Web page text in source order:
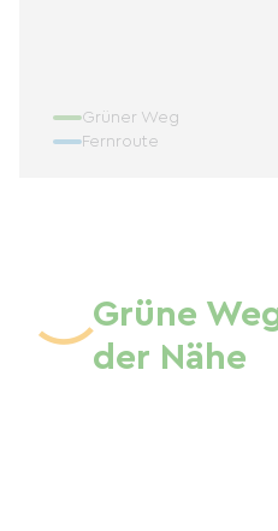
Grüner Weg
Fernroute
Grüne
der Nähe